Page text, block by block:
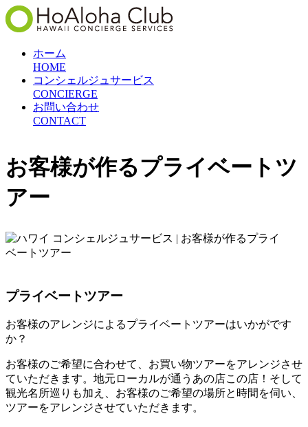
ホーム
HOME
コンシェルジュサービス
CONCIERGE
お問い合わせ
CONTACT
お客様が作るプライベートツ
アー
プライベートツアー
お客様のアレンジによるプライベートツアーはいかがです
か？
お客様のご希望に合わせて、お買い物ツアーをアレンジさせ
ていただきます。地元ローカルが通うあの店この店！そして
観光名所巡りも加え、お客様のご希望の場所と時間を伺い、
ツアーをアレンジさせていただきます。